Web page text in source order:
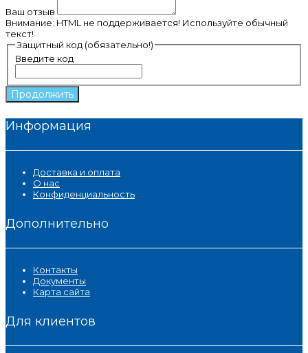
Ваш отзыв
Внимание: HTML не поддерживается! Используйте обычный
текст!
Защитный код (обязательно!)
Введите код
Продолжить
Информация
Доставка и оплата
О нас
Конфиденциальность
Дополнительно
Контакты
Документы
Карта сайта
Для клиентов